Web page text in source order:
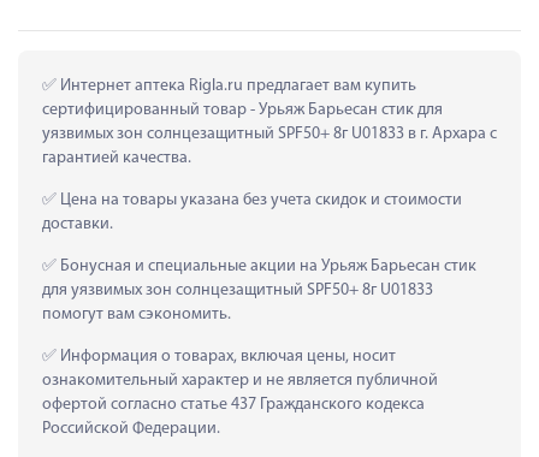
Интернет аптека Rigla.ru предлагает вам купить
сертифицированный товар - Урьяж Барьесан стик для
уязвимых зон солнцезащитный SPF50+ 8г U01833 в г. Архара с
гарантией качества.
Цена на товары указана без учета скидок и стоимости
доставки.
Бонусная и специальные акции на Урьяж Барьесан стик
для уязвимых зон солнцезащитный SPF50+ 8г U01833
помогут вам сэкономить.
Информация о товарах, включая цены, носит
ознакомительный характер и не является публичной
офертой согласно статье 437 Гражданского кодекса
Российской Федерации.